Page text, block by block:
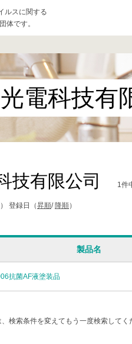
ルスに関する
体です。
光電科技
技有限公司 1件
） 登録日（昇順/ 降順）
製品名
抗菌AF液塗装品
検索条件を変えてもう一度検索してく